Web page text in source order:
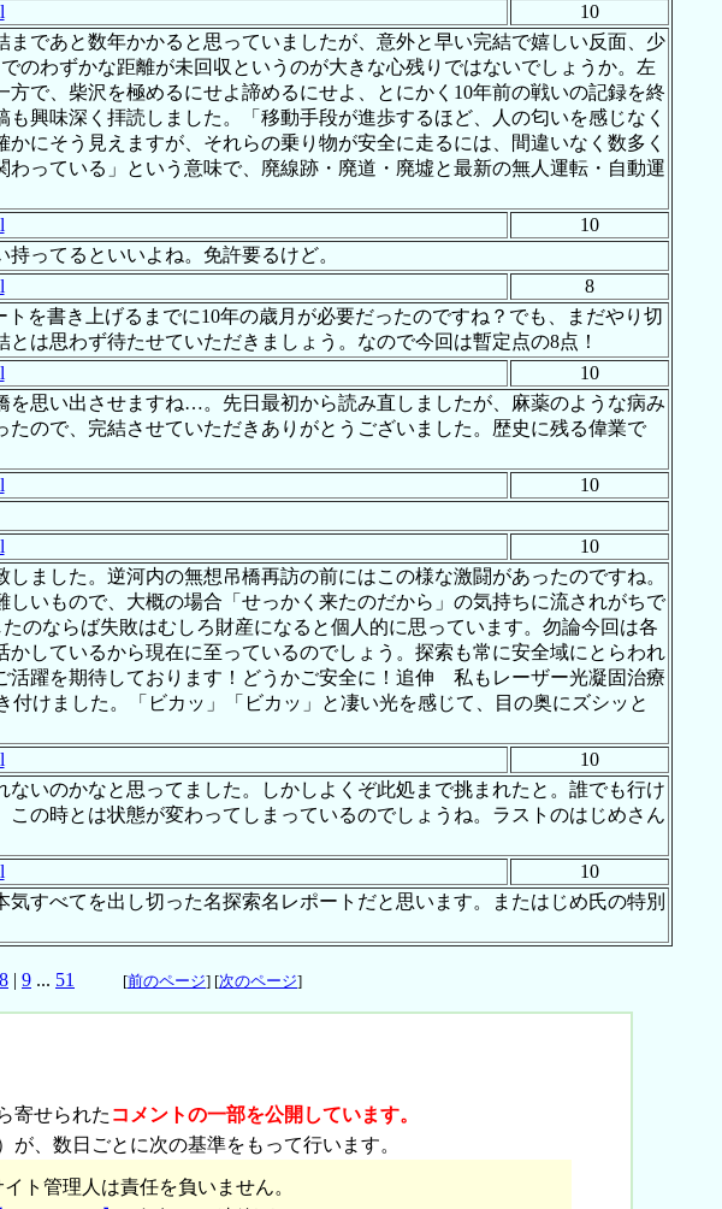
10
であと数年かかると思っていましたが、意外と早い完結で嬉しい反面、少
のわずかな距離が未回収というのが大きな心残りではないでしょうか。左
で、柴沢を極めるにせよ諦めるにせよ、とにかく10年前の戦いの記録を終
興味深く拝読しました。「移動手段が進歩するほど、人の匂いを感じなく
にそう見えますが、それらの乗り物が安全に走るには、間違いなく数多く
っている」という意味で、廃線跡・廃道・廃墟と最新の無人運転・自動運
10
ってるといいよね。免許要るけど。
8
を書き上げるまでに10年の歳月が必要だったのですね？でも、まだやり切
は思わず待たせていただきましょう。なので今回は暫定点の8点！
10
思い出させますね…。先日最初から読み直しましたが、麻薬のような病み
ので、完結させていただきありがとうございました。歴史に残る偉業で
10
10
ました。逆河内の無想吊橋再訪の前にはこの様な激闘があったのですね。
いもので、大概の場合「せっかく来たのだから」の気持ちに流されがちで
のならば失敗はむしろ財産になると個人的に思っています。勿論今回は各
しているから現在に至っているのでしょう。探索も常に安全域にとらわれ
躍を期待しております！どうかご安全に！追伸 私もレーザー光凝固治療
けました。「ビカッ」「ビカッ」と凄い光を感じて、目の奥にズシッと
10
いのかなと思ってました。しかしよくぞ此処まで挑まれたと。誰でも行け
の時とは状態が変わってしまっているのでしょうね。ラストのはじめさん
10
すべてを出し切った名探索名レポートだと思います。またはじめ氏の特別
8 | 9 ... 51 [前のページ] [次のページ]
寄せられた コメントの一部を公開しています。
、数日ごとに次の基準をもって行います。
ト管理人は責任を負いません。